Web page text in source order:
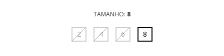
TAMANHO: 8
2 4 6 8